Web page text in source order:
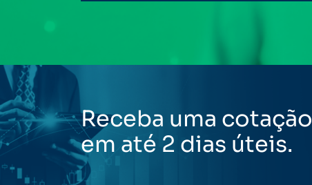
Receba uma cotação
em até 2 dias úteis.